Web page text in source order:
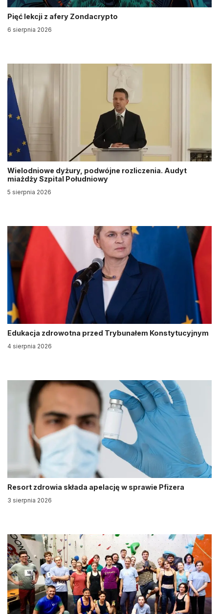
Pięć lekcji z afery Zondacrypto
6 sierpnia 2026
Wielodniowe dyżury, podwójne rozliczenia. Audyt
miażdży Szpital Południowy
5 sierpnia 2026
Edukacja zdrowotna przed Trybunałem Konstytucyjnym
4 sierpnia 2026
Resort zdrowia składa apelację w sprawie Pfizera
3 sierpnia 2026